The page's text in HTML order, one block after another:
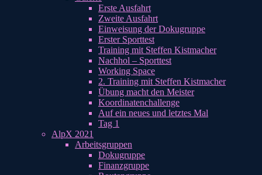
Erste Ausfahrt
Zweite Ausfahrt
Einweisung der Dokugruppe
Erster Sporttest
Training mit Steffen Kistmacher
Nachhol – Sporttest
Working Space
2. Training mit Steffen Kistmacher
Übung macht den Meister
Koordinatenchallenge
Auf ein neues und letztes Mal
Tag 1
AlpX 2021
Arbeitsgruppen
Dokugruppe
Finanzgruppe